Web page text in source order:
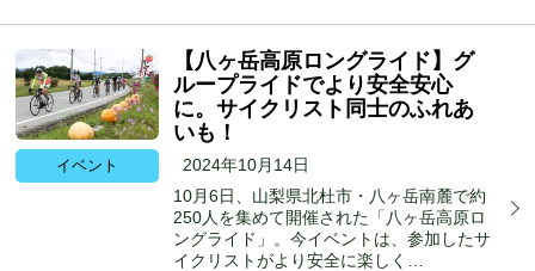
イベント
【八ヶ岳高原ロングライド】グ
ループライドでより安全安心
に。サイクリスト同士のふれあ
いも！
2024年10月14日
10月6日、山梨県北杜市・八ヶ岳南麓で約
250人を集めて開催された「八ヶ岳高原ロ
ングライド」。今イベントは、参加したサ
イクリストがより安全に楽しく…